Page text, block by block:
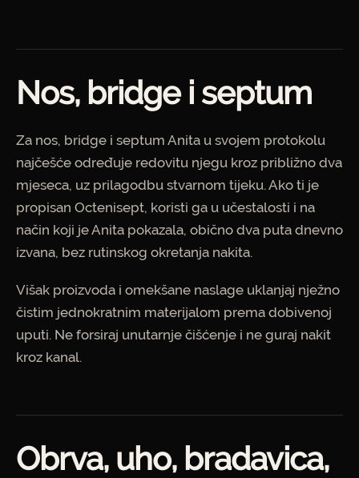
Nos, bridge i septum
Za nos, bridge i septum Anita u svojem protokolu
najčešće određuje redovitu njegu kroz približno dva
mjeseca, uz prilagodbu stvarnom tijeku. Ako ti je
propisan Octenisept, koristi ga u učestalosti i na
način koji je Anita pokazala, obično dva puta dnevno
izvana, bez rutinskog okretanja nakita.
Višak proizvoda i omekšane naslage uklanjaj nježno
čistim jednokratnim materijalom prema dobivenoj
uputi. Ne forsiraj unutarnje čišćenje i ne guraj nakit
kroz kanal.
Obrva, uho, bradavica,